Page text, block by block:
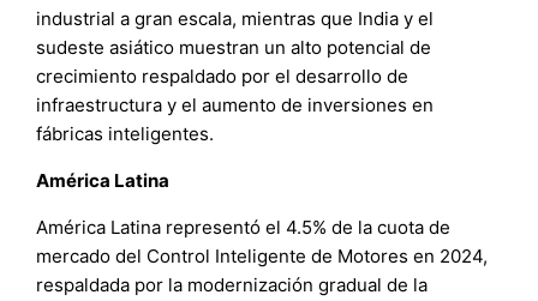
industrial a gran escala, mientras que India y el
sudeste asiático muestran un alto potencial de
crecimiento respaldado por el desarrollo de
infraestructura y el aumento de inversiones en
fábricas inteligentes.
América Latina
América Latina representó el 4.5% de la cuota de
mercado del Control Inteligente de Motores en 2024,
respaldada por la modernización gradual de la